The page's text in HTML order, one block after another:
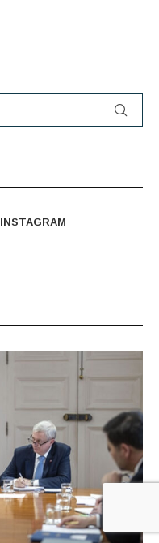
INSTAGRAM